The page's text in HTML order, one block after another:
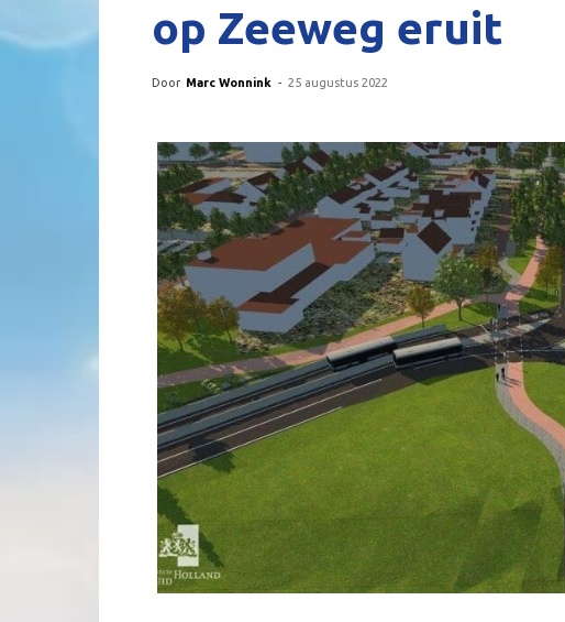
op Zeeweg eruit
Door Marc Wonnink - 25 augustus 2022